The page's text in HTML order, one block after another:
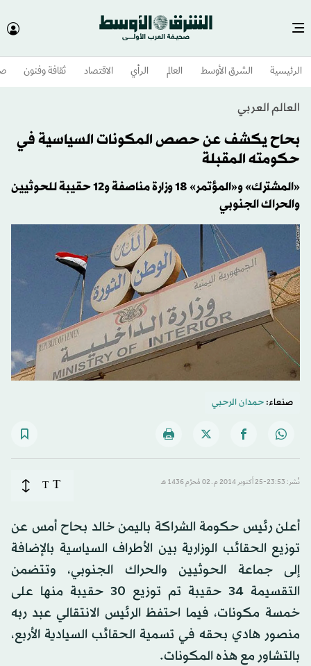
الرئيسية الشرق الأوسط​ العالم الرأي الاقتصاد ثقافة وفنون
العالم العربي
بحاح يكشف عن حصص المكونات السياسية في
حكومته المقبلة
«المشترك» و«المؤتمر» 18 وزارة مناصفة و12 حقيبة للحوثيين
والحراك الجنوبي
صنعاء:حمدان الرحبي
نُشر: 23:53-25 أكتوبر 2014 م ـ 02 مُحرَّم 1436 هـ T
T
أعلن رئيس حكومة الشراكة باليمن خالد بحاح أمس عن
توزيع الحقائب الوزارية بين الأطراف السياسية بالإضافة
إلى جماعة الحوثيين والحراك الجنوبي، وتتضمن
التقسيمة 34 حقيبة تم توزيع 30 حقيبة منها على
خمسة مكونات، فيما احتفظ الرئيس الانتقالي عبد ربه
منصور هادي بحقه في تسمية الحقائب السيادية الأربع،
بالتشاور مع هذه المكونات.